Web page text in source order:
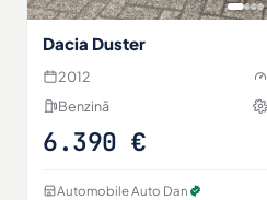
Dacia Duster
2012
Benzină
6.390 €
Automobile Auto Dan